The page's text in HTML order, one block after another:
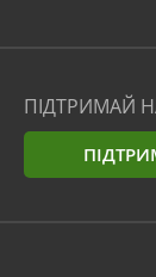
ПІДТРИМАЙ